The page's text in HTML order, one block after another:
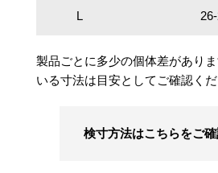
L
製品ごとに多少の個体差があり
いる寸法は目安としてご確認くだ
検寸方法はこちらをご